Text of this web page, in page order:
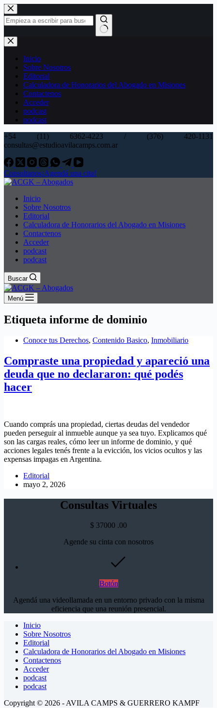
Saltar
al
contenido
Sin
resultados
Inicio
Sobre Nosotros
Editorial
Calculadora de Honorarios del Abogado en Misiones
Contactenos
Acceder
podcast
podcast
+54 (11) 6362-4223 / (376) 420-1131
consultas@estudioavilacamps.com.ar
Consultanos¡Agendá una cita!
Inicio
Sobre Nosotros
Editorial
Calculadora de Honorarios del Abogado en Misiones
Contactenos
Acceder
podcast
podcast
Buscar
Menú
Etiqueta informe de dominio
Conoce tus Derechos, Contenido Basico, Inmobiliario
Compraste una propiedad y apareció una
deuda que no declararon: qué podés
hacer
Cuando comprás una propiedad, ciertas deudas del vendedor
pueden perseguir al inmueble aunque ya sea tuyo. Explicamos qué
son las cargas reales, cómo leer un informe de dominio, y qué
acciones legales tenés frente a la evicción, los vicios ocultos y las
expensas impagas en Argentina.
Editorial
mayo 2, 2026
Consultas Virtuales
$ 37000 .00
Agende su cinta con nosotros
Botón
Agendá una videollamada en un entorno privado con la misma
eficiencia que una reunión presencial.
Inicio
Sobre Nosotros
Editorial
Calculadora de Honorarios del Abogado en Misiones
Contactenos
Acceder
podcast
podcast
Copyright © 2026 - AVILA CAMPS & GUERRERO KAMPF